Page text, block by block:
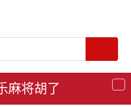
导
航
麻将胡了